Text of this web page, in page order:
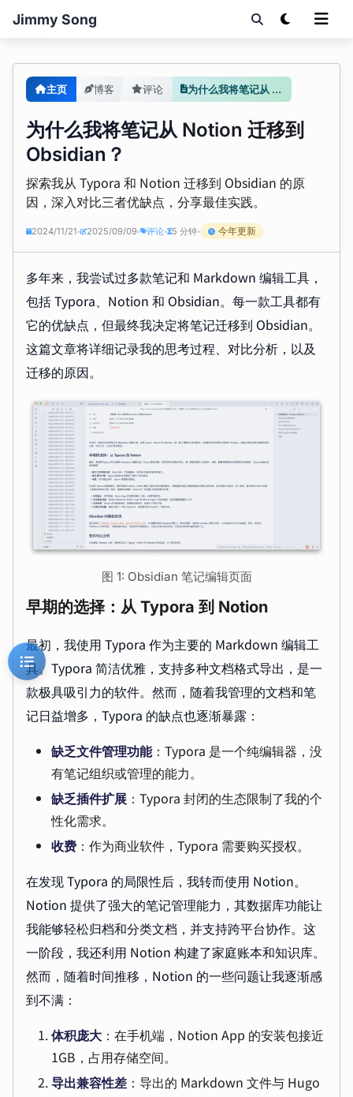
Jimmy Song
主页 博客 评论 为什么我将笔记从 Notion 迁移到 Obsidian？
为什么我将笔记从 Notion 迁移到
Obsidian？
探索我从 Typora 和 Notion 迁移到 Obsidian 的原
因，深入对比三者优缺点，分享最佳实践。
2024/11/21 • 2025/09/09• 评论• 5 分钟• 今年更新
多年来，我尝试过多款笔记和 Markdown 编辑工具，
包括 Typora、Notion 和 Obsidian。每一款工具都有
它的优缺点，但最终我决定将笔记迁移到 Obsidian。
这篇文章将详细记录我的思考过程、对比分析，以及
迁移的原因。
图 1: Obsidian 笔记编辑页面
早期的选择：从 Typora 到 Notion
最初，我使用 Typora 作为主要的 Markdown 编辑工
具。Typora 简洁优雅，支持多种文档格式导出，是一
款极具吸引力的软件。然而，随着我管理的文档和笔
记日益增多，Typora 的缺点也逐渐暴露：
缺乏文件管理功能：Typora 是一个纯编辑器，没
有笔记组织或管理的能力。
缺乏插件扩展 ：Typora 封闭的生态限制了我的个
性化需求。
收费 ：作为商业软件，Typora 需要购买授权。
在发现 Typora 的局限性后，我转而使用 Notion。
Notion 提供了强大的笔记管理能力，其数据库功能让
我能够轻松归档和分类文档，并支持跨平台协作。这
一阶段，我还利用 Notion 构建了家庭账本和知识库。
然而，随着时间推移，Notion 的一些问题让我逐渐感
到不满：
体积庞大 ：在手机端，Notion App 的安装包接近
1GB，占用存储空间。
导出兼容性差 ：导出的 Markdown 文件与 Hugo